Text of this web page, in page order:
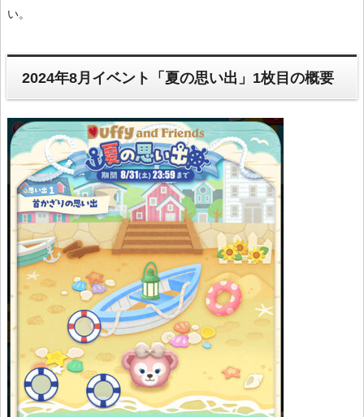
い。
2024年8月イベント「夏の思い出」1枚目の概要